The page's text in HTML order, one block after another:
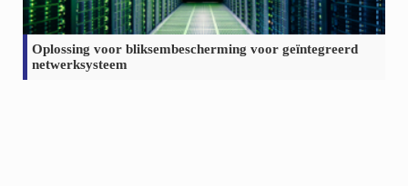
Oplossing voor bliksembescherming voor geïntegreerd
netwerksysteem